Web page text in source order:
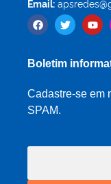
Email:
Boletim
Cadastre-se em
SPAM.